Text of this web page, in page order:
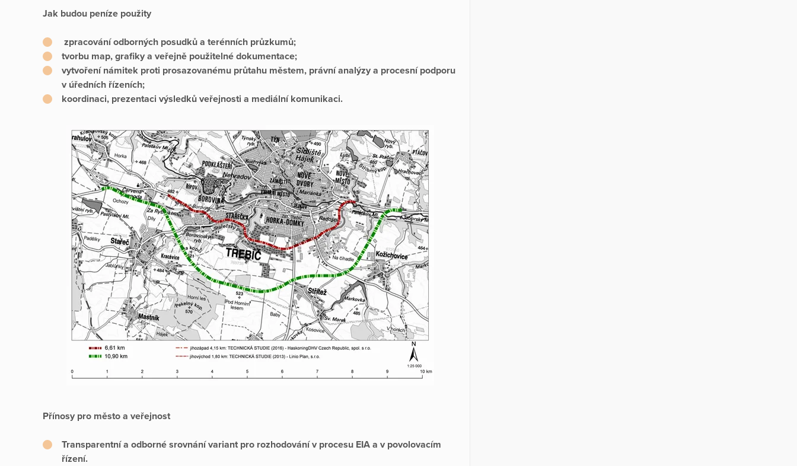
Jak budou peníze použity
zpracování odborných posudků a terénních průzkumů;
tvorbu map, grafiky a veřejně použitelné dokumentace;
vytvoření námitek proti prosazovanému průtahu městem, právní analýzy a procesní podporu
v úředních řízeních;
koordinaci, prezentaci výsledků veřejnosti a mediální komunikaci.
Přínosy pro město a veřejnost
Transparentní a odborné srovnání variant pro rozhodování v procesu EIA a v povolovacím
řízení.